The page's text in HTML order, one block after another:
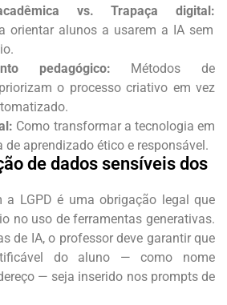
vs. Trapaça digital:
orientar alunos a usarem a IA sem
pedagógico: Métodos de
o processo criativo em vez
Como transformar a tecnologia em
de aprendizado ético e responsável.
de dados sensíveis dos
a LGPD é uma obrigação legal que
no uso de ferramentas generativas.
de IA, o professor deve garantir que
do aluno — como nome
— seja inserido nos prompts de